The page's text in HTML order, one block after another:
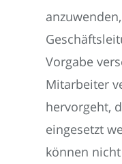
Vorgabe
Mitarbeiter
hervorgeht,
eingesetzt
können